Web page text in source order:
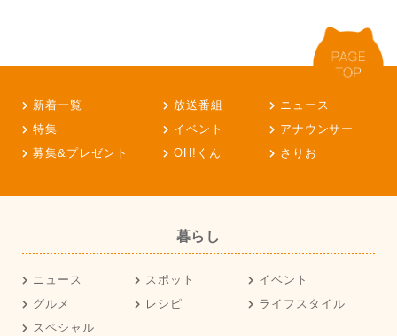
新着一覧 放送番組
ニュース
特集
イベント
アナウンサー
募集&プレゼント
OH!くん さりお
暮らし
ニュース スポット
イベント
グルメ
レシピ
ライフスタイル
スペシャル